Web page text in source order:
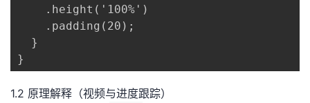
    .height('100%')
    .padding(20);
  }
}
1.2 原理解释（视频与进度跟踪）